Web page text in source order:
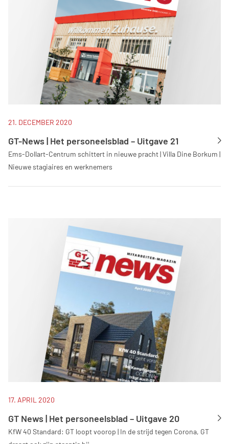
21. DECEMBER 2020
GT-News | Het personeelsblad – Uitgave 21
Ems-Dollart-Centrum schittert in nieuwe pracht | Villa Dine Borkum |
Nieuwe stagiaires en werknemers
17. APRIL 2020
GT News | Het personeelsblad – Uitgave 20
KfW 40 Standard: GT loopt voorop | In de strijd tegen Corona, GT